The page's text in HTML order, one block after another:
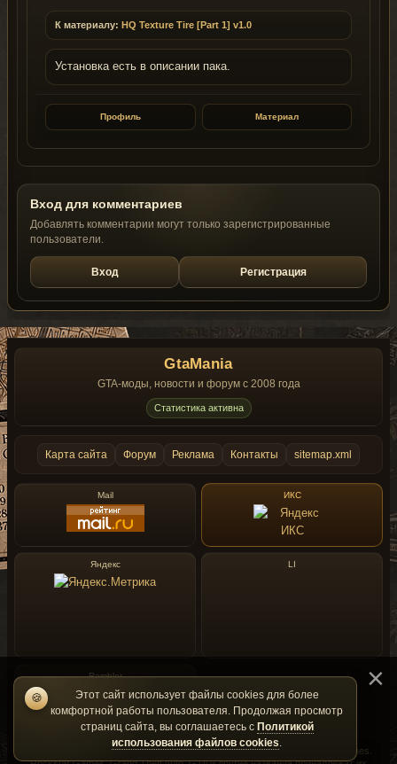
К материалу: HQ Texture Tire [Part 1] v1.0
Установка есть в описании пака.
Профиль Материал
Вход для комментариев
Добавлять комментарии могут только зарегистрированные
пользователи.
Вход Регистрация
GtaMania
GTA-моды, новости и форум с 2008 года
Статистика активна
Карта сайта Форум Реклама Контакты sitemap.xml
Mail ИКС
Яндекс LI
Rambler
GtaMania — фан-сайт и не является официальным сайтом Rockstar Games.
🍪
Этот сайт использует файлы cookies для более
комфортной работы пользователя. Продолжая просмотр
страниц сайта, вы соглашаетесь с Политикой
использования файлов cookies.